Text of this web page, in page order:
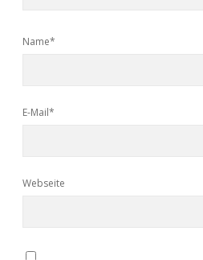
Name*
E-Mail*
Webseite